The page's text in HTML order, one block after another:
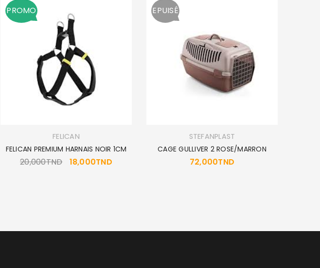
Se souvenir de moi
PROMO
FELICAN
FELICAN PREMIUM HARNAIS NOIR 1CM
20,000TND 18,000TND
EPUISÉ
STEFANPLAST
CAGE GULLIVER 2 ROSE/MARRON
72,000TND